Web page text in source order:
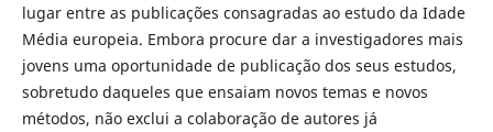
lugar entre as publicações consagradas ao estudo da Idade
Média europeia. Embora procure dar a investigadores mais
jovens uma oportunidade de publicação dos seus estudos,
sobretudo daqueles que ensaiam novos temas e novos
métodos, não exclui a colaboração de autores já